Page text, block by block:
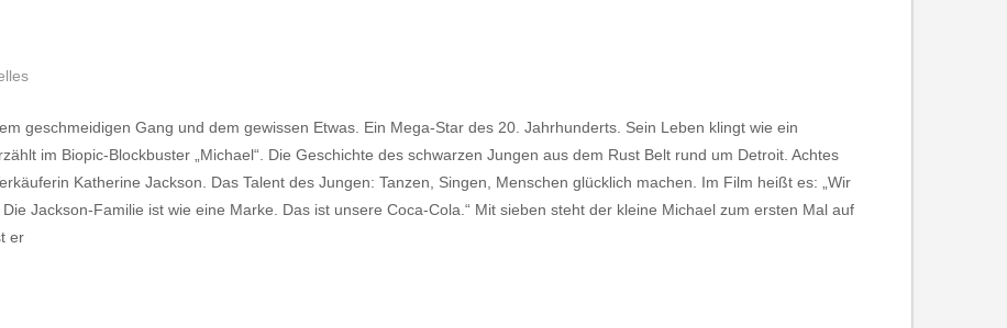
geschmeidigen Gang und dem gewissen Etwas. Ein Mega-Star des 20. Jahrhunderts. Sein Leben klingt wie ein
im Biopic-Blockbuster „Michael“. Die Geschichte des schwarzen Jungen aus dem Rust Belt rund um Detroit. Achtes
Katherine Jackson. Das Talent des Jungen: Tanzen, Singen, Menschen glücklich machen. Im Film heißt es: „Wir
Jackson-Familie ist wie eine Marke. Das ist unsere Coca-Cola.“ Mit sieben steht der kleine Michael zum ersten Mal auf
er